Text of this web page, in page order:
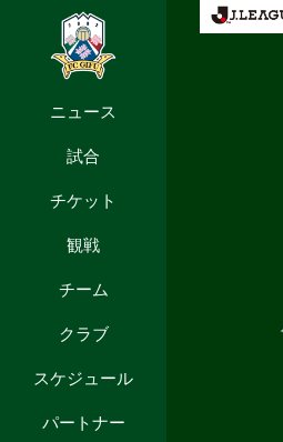
ニュース
試合
チケット
観戦
チーム
クラブ
スケジュール
パートナー